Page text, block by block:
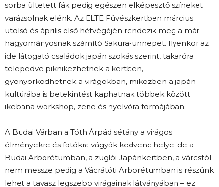
sorba ültetett fák pedig egészen elképesztő színeket
varázsolnak elénk. Az ELTE Füvészkertben március
utolsó és április első hétvégéjén rendezik meg a már
hagyományosnak számító Sakura-ünnepet. Ilyenkor az
ide látogató családok japán szokás szerint, takaróra
telepedve piknikezhetnek a kertben,
gyönyörködhetnek a virágokban, miközben a japán
kultúrába is betekintést kaphatnak többek között
ikebana workshop, zene és nyelvóra formájában.
A Budai Várban a Tóth Árpád sétány a virágos
élményekre és fotókra vágyók kedvenc helye, de a
Budai Arborétumban, a zuglói Japánkertben, a várostól
nem messze pedig a Vácrátóti Arborétumban is részünk
lehet a tavasz legszebb virágainak látványában – ez